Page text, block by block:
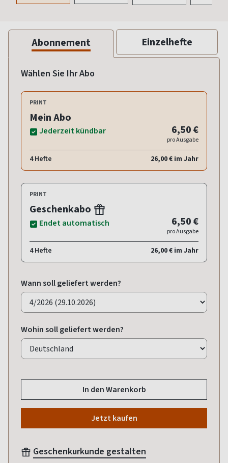
Abonnement Einzelhefte
Wählen Sie Ihr Abo
PRINT
Mein Abo
Jederzeit kündbar 6,50 €
pro Ausgabe
4 Hefte 26,00 € im Jahr
PRINT
Geschenkabo
Endet automatisch 6,50 €
pro Ausgabe
4 Hefte 26,00 € im Jahr
Wann soll geliefert werden?
Wohin soll geliefert werden?
In den Warenkorb
Jetzt kaufen
Geschenkurkunde gestalten